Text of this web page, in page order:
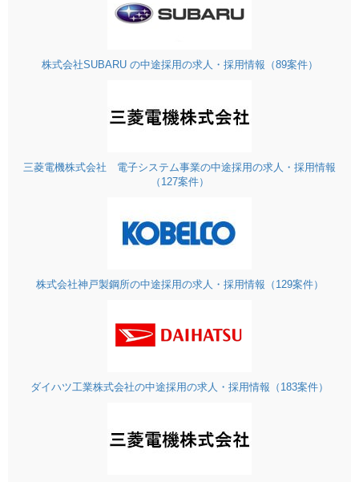
株式会社SUBARU の中途採用の求人・採用情報（89案件）
三菱電機株式会社 電子システム事業の中途採用の求人・採用情報
（127案件）
株式会社神戸製鋼所の中途採用の求人・採用情報（129案件）
ダイハツ工業株式会社の中途採用の求人・採用情報（183案件）